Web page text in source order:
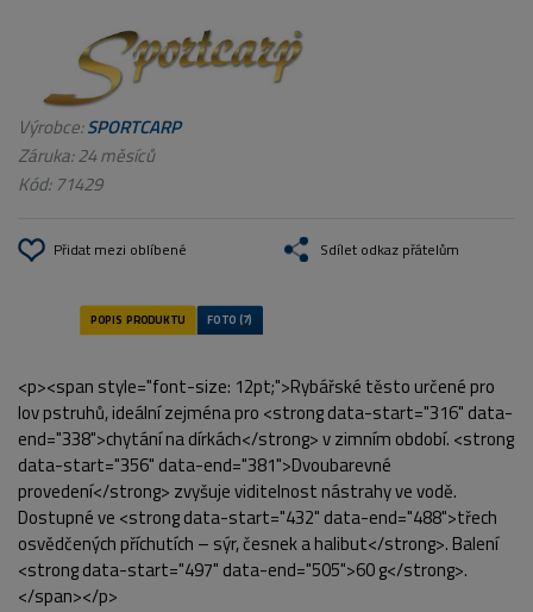
Výrobce:SPORTCARP
Záruka: 24 měsíců
Kód: 71429
Přidat mezi oblíbené Sdílet odkaz přátelům
<p><span style="font-size: 12pt;">Rybářské těsto určené pro
lov pstruhů, ideální zejména pro <strong data-start="316" data-
end="338">chytání na dírkách</strong> v zimním období. <strong
data-start="356" data-end="381">Dvoubarevné
provedení</strong> zvyšuje viditelnost nástrahy ve vodě.
Dostupné ve <strong data-start="432" data-end="488">třech
osvědčených příchutích – sýr, česnek a halibut</strong>. Balení
<strong data-start="497" data-end="505">60 g</strong>.
</span></p>